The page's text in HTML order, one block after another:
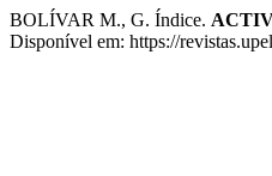
BOLÍVAR M., G. Índice.
Disponível em: https://